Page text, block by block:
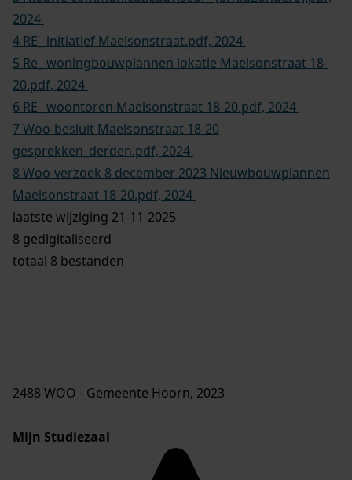
Maelsonstraat 18–20.
Wij willen deze informatie ontvangen voor de periode
vanaf 1 januari 2018 tot en met 8 december 2023.
Beschrijving:
Woo-verzoek Nieuwbouwplannen correspondentie
Maelsonstraat 18-20
Bevat:
1 beeldverslag Kick off Maelsonstraat 18-20 Hoorn.pdf,
2024
2 FW_ Maelsonstraat.pdf, 2024
3 Nieuwe communicatieadviseur_ [5.1lid2ondere].pdf,
2024
gesprekken_derden.pdf, 2024
Maelsonstraat 18-20.pdf, 2024
laatste wijziging 21-11-2025